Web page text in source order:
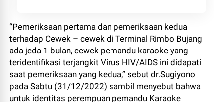
“Pemeriksaan pertama dan pemeriksaan kedua
terhadap Cewek – cewek di Terminal Rimbo Bujang
ada jeda 1 bulan, cewek pemandu karaoke yang
teridentifikasi terjangkit Virus HIV/AIDS ini didapati
saat pemeriksaan yang kedua,” sebut dr.Sugiyono
pada Sabtu (31/12/2022) sambil menyebut bahwa
untuk identitas perempuan pemandu Karaoke